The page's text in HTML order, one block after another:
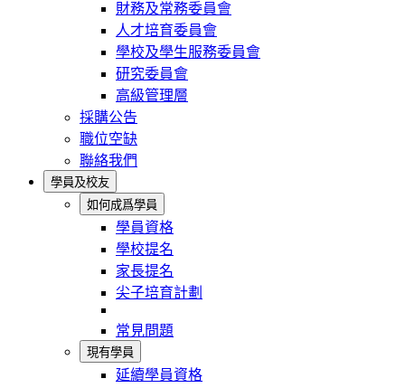
財務及常務委員會
人才培育委員會
學校及學生服務委員會
研究委員會
高級管理層
採購公告
職位空缺
聯絡我們
學員及校友
如何成爲學員
學員資格
學校提名
家長提名
尖子培育計劃
常見問題
現有學員
延續學員資格